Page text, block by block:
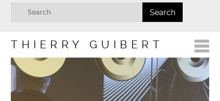
THIERRY GUIBERT